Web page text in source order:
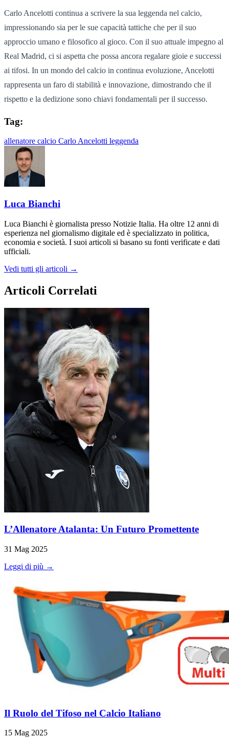
Carlo Ancelotti continua a scrivere la sua leggenda nel calcio,
impressionando sia per le sue capacità tattiche che per il suo
approccio umano e filosofico al gioco. Con il suo attuale impegno al
Real Madrid, ci si aspetta che possa ancora regalare gioie e successi
ai tifosi. In un mondo del calcio in continua evoluzione, Ancelotti
rappresenta un faro di stabilità e innovazione, dimostrando che il
rispetto e la dedizione sono chiavi fondamentali per il successo.
Tag:
allenatore calcio Carlo Ancelotti leggenda
Luca Bianchi
Luca Bianchi è giornalista presso Notizie Italia. Ha oltre 12 anni di
esperienza nel giornalismo digitale ed è specializzato in politica,
economia e società. I suoi articoli si basano su fonti verificate e dati
ufficiali.
Vedi tutti gli articoli →
Articoli Correlati
L’Allenatore Atalanta: Un Futuro Promettente
31 Mag 2025
Leggi di più →
Il Ruolo del Tifoso nel Calcio Italiano
15 Mag 2025